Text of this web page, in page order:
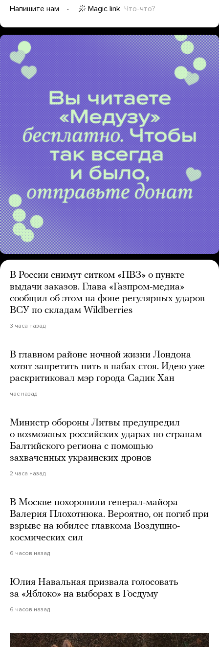
Напишите нам
Magic link Что-что?
В России снимут ситком «ПВЗ» о пункте
выдачи заказов. Глава «Газпром-медиа»
сообщил об этом на фоне регулярных ударов
ВСУ по складам Wildberries
3 часа назад
В главном районе ночной жизни Лондона
хотят запретить пить в пабах стоя. Идею уже
раскритиковал мэр города Садик Хан
час назад
Министр обороны Литвы предупредил
о возможных российских ударах по странам
Балтийского региона с помощью
захваченных украинских дронов
2 часа назад
В Москве похоронили генерал-майора
Валерия Плохотнюка. Вероятно, он погиб при
взрыве на юбилее главкома Воздушно-
космических сил
6 часов назад
Юлия Навальная призвала голосовать
за «Яблоко» на выборах в Госдуму
6 часов назад